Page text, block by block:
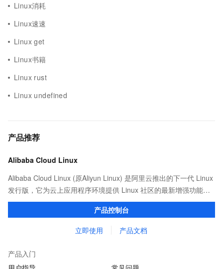
Linux消耗
Linux速速
Linux get
Linux书籍
Linux rust
Linux undefined
产品推荐
Alibaba Cloud Linux
Alibaba Cloud Linux (原Aliyun Linux) 是阿里云推出的下一代 Linux
发行版，它为云上应用程序环境提供 Linux 社区的最新增强功能，
在提供云上最佳用户体验的同时，也针对阿里云基础设施做了深度
产品控制台
立即使用 产品文档
产品入门